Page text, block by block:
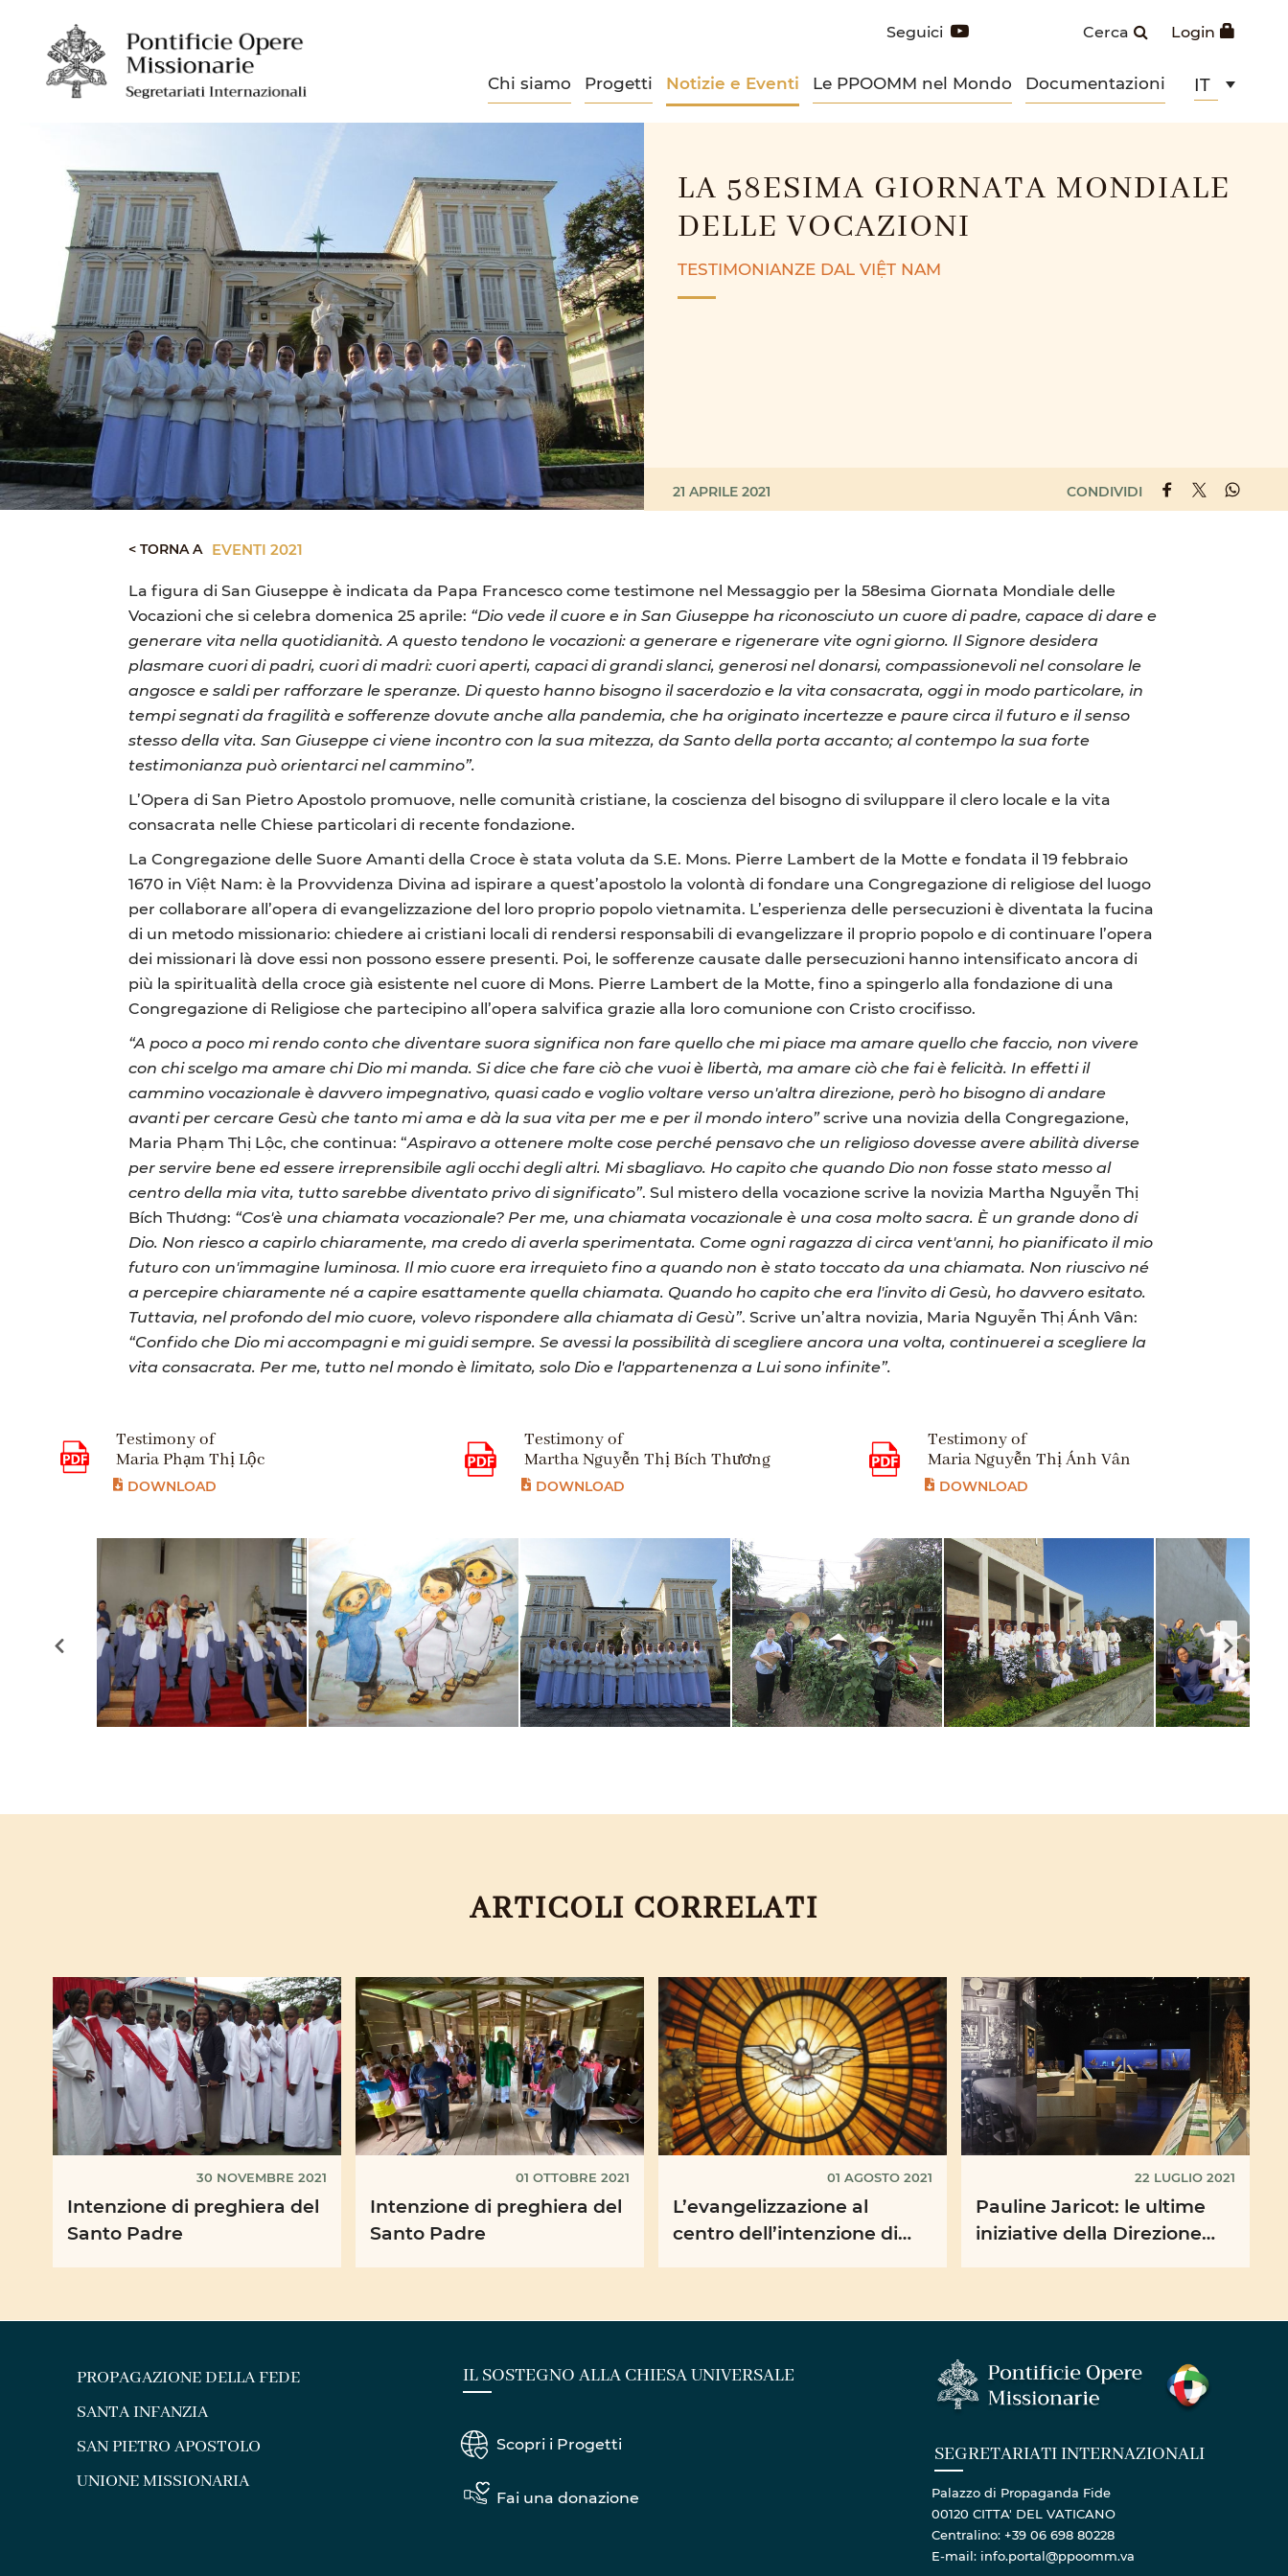
Login
Cerca
Seguici
Chi siamo Progetti Notizie e Eventi Le PPOOMM nel Mondo Documentazioni IT
LA 58ESIMA GIORNATA MONDIALE
DELLE VOCAZIONI
TESTIMONIANZE DAL VIỆT NAM
21 APRILE 2021 CONDIVIDI
< TORNA A EVENTI 2021
La figura di San Giuseppe è indicata da Papa Francesco come testimone nel Messaggio per la 58esima Giornata Mondiale delle
Vocazioni che si celebra domenica 25 aprile: “Dio vede il cuore e in San Giuseppe ha riconosciuto un cuore di padre, capace di dare e
generare vita nella quotidianità. A questo tendono le vocazioni: a generare e rigenerare vite ogni giorno. Il Signore desidera
plasmare cuori di padri, cuori di madri: cuori aperti, capaci di grandi slanci, generosi nel donarsi, compassionevoli nel consolare le
angosce e saldi per rafforzare le speranze. Di questo hanno bisogno il sacerdozio e la vita consacrata, oggi in modo particolare, in
tempi segnati da fragilità e sofferenze dovute anche alla pandemia, che ha originato incertezze e paure circa il futuro e il senso
stesso della vita. San Giuseppe ci viene incontro con la sua mitezza, da Santo della porta accanto; al contempo la sua forte
testimonianza può orientarci nel cammino”.
L’Opera di San Pietro Apostolo promuove, nelle comunità cristiane, la coscienza del bisogno di sviluppare il clero locale e la vita
consacrata nelle Chiese particolari di recente fondazione.
La Congregazione delle Suore Amanti della Croce è stata voluta da S.E. Mons. Pierre Lambert de la Motte e fondata il 19 febbraio
1670 in Việt Nam: è la Provvidenza Divina ad ispirare a quest’apostolo la volontà di fondare una Congregazione di religiose del luogo
per collaborare all’opera di evangelizzazione del loro proprio popolo vietnamita. L’esperienza delle persecuzioni è diventata la fucina
di un metodo missionario: chiedere ai cristiani locali di rendersi responsabili di evangelizzare il proprio popolo e di continuare l’opera
dei missionari là dove essi non possono essere presenti. Poi, le sofferenze causate dalle persecuzioni hanno intensificato ancora di
più la spiritualità della croce già esistente nel cuore di Mons. Pierre Lambert de la Motte, fino a spingerlo alla fondazione di una
Congregazione di Religiose che partecipino all’opera salvifica grazie alla loro comunione con Cristo crocifisso.
“A poco a poco mi rendo conto che diventare suora significa non fare quello che mi piace ma amare quello che faccio, non vivere
con chi scelgo ma amare chi Dio mi manda. Si dice che fare ciò che vuoi è libertà, ma amare ciò che fai è felicità. In effetti il
cammino vocazionale è davvero impegnativo, quasi cado e voglio voltare verso un'altra direzione, però ho bisogno di andare
avanti per cercare Gesù che tanto mi ama e dà la sua vita per me e per il mondo intero”scrive una novizia della Congregazione,
Maria Phạm Thị Lộc, che continua: “Aspiravo a ottenere molte cose perché pensavo che un religioso dovesse avere abilità diverse
per servire bene ed essere irreprensibile agli occhi degli altri. Mi sbagliavo. Ho capito che quando Dio non fosse stato messo al
centro della mia vita, tutto sarebbe diventato privo di significato”. Sul mistero della vocazione scrive la novizia Martha Nguyễn Thị
Bích Thương: “Cos'è una chiamata vocazionale? Per me, una chiamata vocazionale è una cosa molto sacra. È un grande dono di
Dio. Non riesco a capirlo chiaramente, ma credo di averla sperimentata. Come ogni ragazza di circa vent'anni, ho pianificato il mio
futuro con un'immagine luminosa. Il mio cuore era irrequieto fino a quando non è stato toccato da una chiamata. Non riuscivo né
a percepire chiaramente né a capire esattamente quella chiamata. Quando ho capito che era l'invito di Gesù, ho davvero esitato.
Tuttavia, nel profondo del mio cuore, volevo rispondere alla chiamata di Gesù”. Scrive un’altra novizia, Maria Nguyễn Thị Ánh Vân:
“Confido che Dio mi accompagni e mi guidi sempre. Se avessi la possibilità di scegliere ancora una volta, continuerei a scegliere la
vita consacrata. Per me, tutto nel mondo è limitato, solo Dio e l'appartenenza a Lui sono infinite”.
Testimony of
Maria Phạm Thị Lộc
DOWNLOAD
Testimony of
Martha Nguyễn Thị Bích Thương
DOWNLOAD
Testimony of
Maria Nguyễn Thị Ánh Vân
DOWNLOAD
ARTICOLI CORRELATI
30 NOVEMBRE 2021
Intenzione di preghiera del
Santo Padre
01 OTTOBRE 2021
Intenzione di preghiera del
Santo Padre
01 AGOSTO 2021
L’evangelizzazione al
centro dell’intenzione di
22 LUGLIO 2021
Pauline Jaricot: le ultime
iniziative della Direzione
PROPAGAZIONE DELLA FEDE
SANTA INFANZIA
SAN PIETRO APOSTOLO
UNIONE MISSIONARIA
IL SOSTEGNO ALLA CHIESA UNIVERSALE
Scopri i Progetti
Fai una donazione
SEGRETARIATI INTERNAZIONALI
Palazzo di Propaganda Fide
00120 CITTA' DEL VATICANO
Centralino: +39 06 698 80228
E-mail: info.portal@ppoomm.va